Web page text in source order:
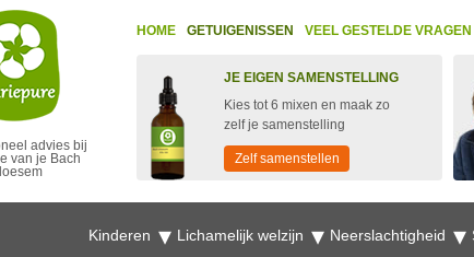
advies bij
van je Bach
HOME GETUIGENISSEN VEEL GESTELDE VRAGEN
JE EIGEN SAMENSTELLING
Kies tot 6 mixen en maak zo
zelf je samenstelling
Zelf samenstellen
Kinderen Lichamelijk welzijn Neerslachtigheid